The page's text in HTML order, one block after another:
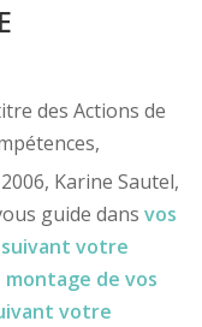
des Actions de
Karine Sautel,
guide dans vos
suivant votre
montage de vos
votre